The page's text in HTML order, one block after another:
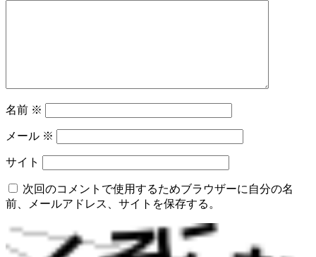
名前 ※
メール ※
サイト
次回のコメントで使用するためブラウザーに自分の名
前、メールアドレス、サイトを保存する。